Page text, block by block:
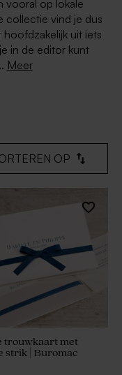
vooral op lokale
collectie vind je dus
uit iets
in de editor kunt
Meer
OP
trouwkaart met
strik | Buromac